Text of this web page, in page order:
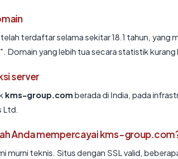
terdaftar selama sekitar 18.1 tahun,
Domain yang lebih tua secara statistik kurang
server
kms-group.comberada di India, pada
Ltd.
Anda mempercayai kms-
murni teknis. Situs dengan SSL valid,